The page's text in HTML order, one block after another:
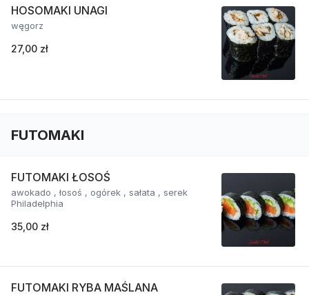
HOSOMAKI UNAGI
węgorz
27,00 zł
FUTOMAKI
FUTOMAKI ŁOSOŚ
awokado , łosoś , ogórek , sałata , serek
Philadelphia
35,00 zł
FUTOMAKI RYBA MAŚLANA